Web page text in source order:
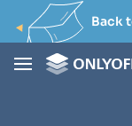
Back